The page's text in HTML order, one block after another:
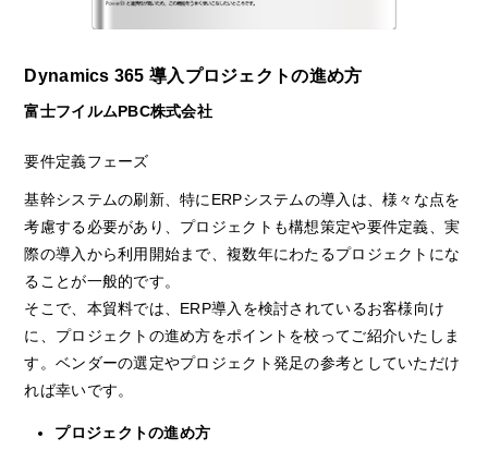
Dynamics 365 導入プロジェクトの進め方
富士フイルムPBC株式会社
要件定義フェーズ
基幹システムの刷新、特にERPシステムの導入は、様々な点を
考慮する必要があり、プロジェクトも構想策定や要件定義、実
際の導入から利用開始まで、複数年にわたるプロジェクトにな
ることが一般的です。
そこで、本貿料では、ERP導入を検討されているお客様向け
に、プロジェクトの進め方をポイントを校ってご紹介いたしま
す。ベンダーの選定やプロジェクト発足の参考としていただけ
れば幸いです。
プロジェクトの進め方